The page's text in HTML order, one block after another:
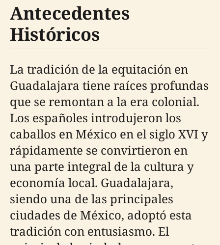
Antecedentes
Históricos
La tradición de la equitación en
Guadalajara tiene raíces profundas
que se remontan a la era colonial.
Los españoles introdujeron los
caballos en México en el siglo XVI y
rápidamente se convirtieron en
una parte integral de la cultura y
economía local. Guadalajara,
siendo una de las principales
ciudades de México, adoptó esta
tradición con entusiasmo. El